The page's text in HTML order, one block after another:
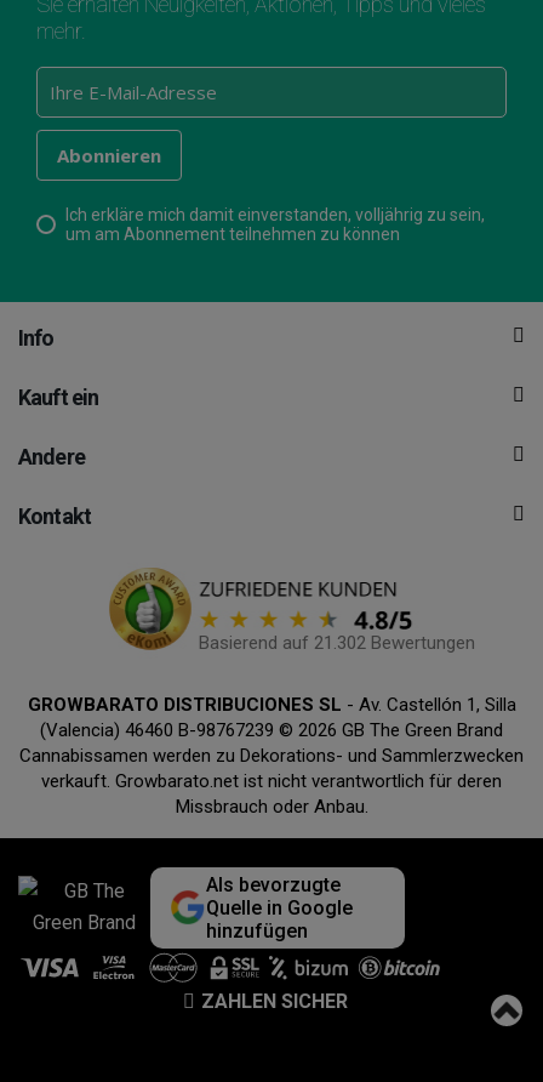
mehr.
Ich erkläre mich damit einverstanden, volljährig zu sein,
um am Abonnement teilnehmen zu können
Info
Kauft ein
Andere
Kontakt
Basierend auf 21.302 Bewertungen
GROWBARATO DISTRIBUCIONES SL - Av. Castellón 1, Silla
(Valencia) 46460 B-98767239 © 2026 GB The Green Brand
Cannabissamen werden zu Dekorations- und Sammlerzwecken
verkauft. Growbarato.net ist nicht verantwortlich für deren
Missbrauch oder Anbau.
Als bevorzugte
Quelle in Google
hinzufügen
ZAHLEN SICHER